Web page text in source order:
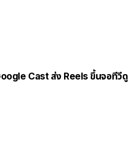
Cast ส่ง Reels ขึ้นจอทีวีดู